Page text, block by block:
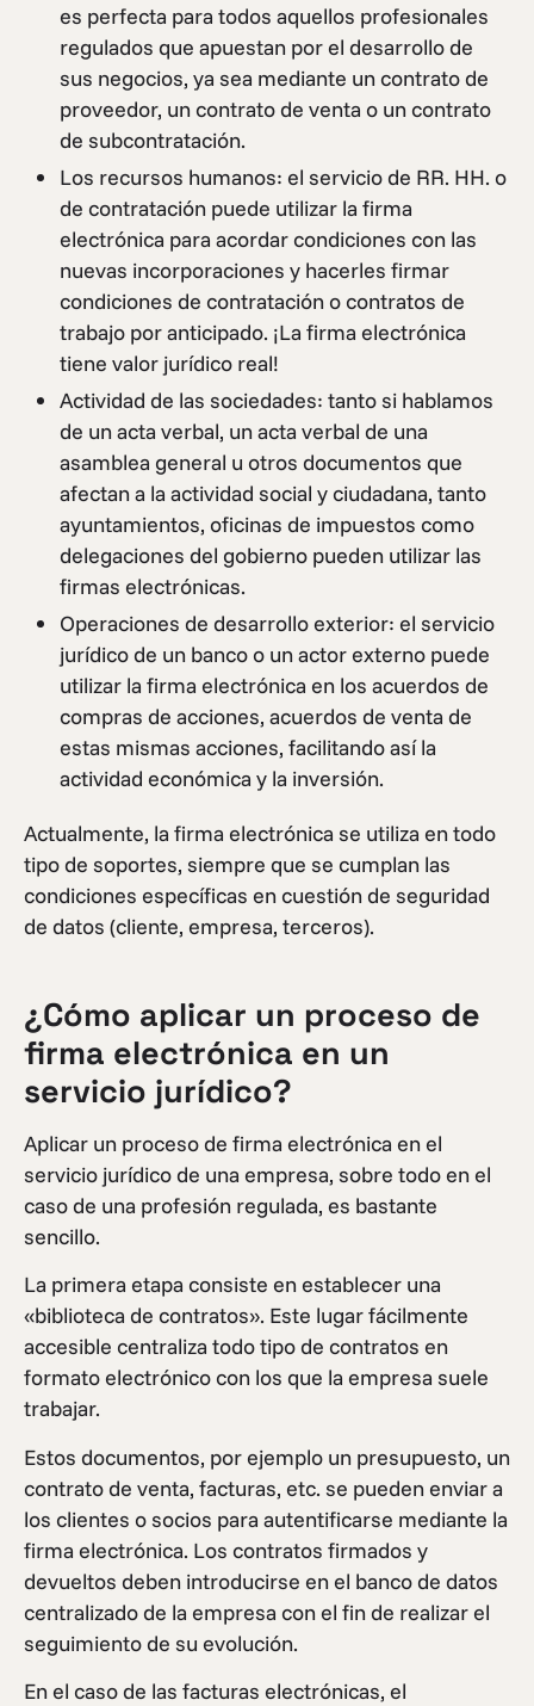
es perfecta para todos aquellos profesionales
regulados que apuestan por el desarrollo de
sus negocios, ya sea mediante un contrato de
proveedor, un contrato de venta o un contrato
de subcontratación.
Los recursos humanos: el servicio de RR. HH. o
de contratación puede utilizar la firma
electrónica para acordar condiciones con las
nuevas incorporaciones y hacerles firmar
condiciones de contratación o contratos de
trabajo por anticipado. ¡La firma electrónica
tiene valor jurídico real!
Actividad de las sociedades: tanto si hablamos
de un acta verbal, un acta verbal de una
asamblea general u otros documentos que
afectan a la actividad social y ciudadana, tanto
ayuntamientos, oficinas de impuestos como
delegaciones del gobierno pueden utilizar las
firmas electrónicas.
Operaciones de desarrollo exterior: el servicio
jurídico de un banco o un actor externo puede
utilizar la firma electrónica en los acuerdos de
compras de acciones, acuerdos de venta de
estas mismas acciones, facilitando así la
actividad económica y la inversión.
Actualmente, la firma electrónica se utiliza en todo
tipo de soportes, siempre que se cumplan las
condiciones específicas en cuestión de seguridad
de datos (cliente, empresa, terceros).
¿Cómo aplicar un proceso de
firma electrónica en un
servicio jurídico?
Aplicar un proceso de firma electrónica en el
servicio jurídico de una empresa, sobre todo en el
caso de una profesión regulada, es bastante
sencillo.
La primera etapa consiste en establecer una
«biblioteca de contratos». Este lugar fácilmente
accesible centraliza todo tipo de contratos en
formato electrónico con los que la empresa suele
trabajar.
Estos documentos, por ejemplo un presupuesto, un
contrato de venta, facturas, etc. se pueden enviar a
los clientes o socios para autentificarse mediante la
firma electrónica. Los contratos firmados y
devueltos deben introducirse en el banco de datos
centralizado de la empresa con el fin de realizar el
seguimiento de su evolución.
En el caso de las facturas electrónicas, el